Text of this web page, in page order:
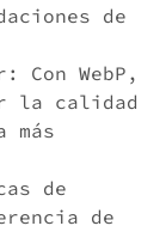
de
Con WebP,
la calidad
más
de
de